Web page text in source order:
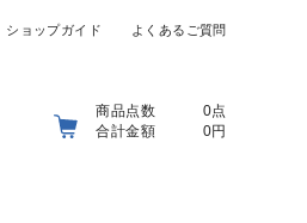
ショップガイド よくあるご質問
商品点数
0点
合計金額
0円